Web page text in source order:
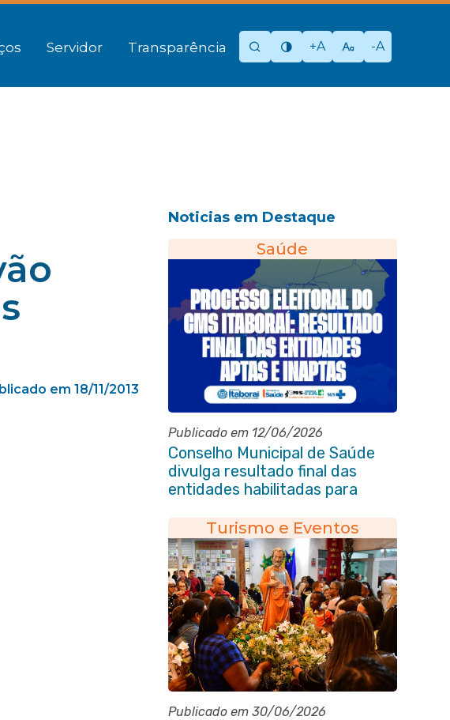
Servidor Transparência +A -A
em 18/11/2013
Noticias em Destaque
Saúde
Publicado em 12/06/2026
Conselho Municipal de Saúde
divulga resultado final das
entidades habilitadas para
2030 Turismo e Eventos
Publicado em 30/06/2026